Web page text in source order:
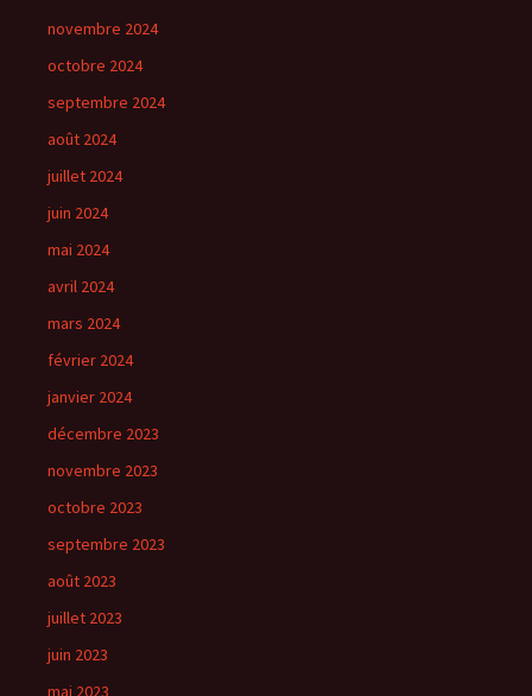
novembre 2024
octobre 2024
septembre 2024
août 2024
juillet 2024
juin 2024
mai 2024
avril 2024
mars 2024
février 2024
janvier 2024
décembre 2023
novembre 2023
octobre 2023
septembre 2023
août 2023
juillet 2023
juin 2023